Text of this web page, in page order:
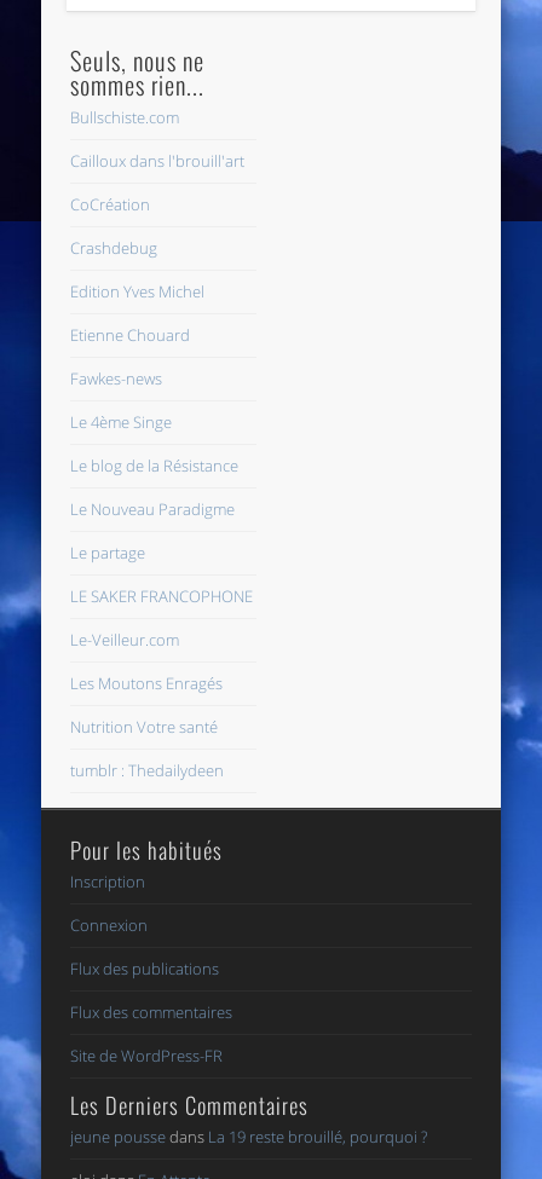
Seuls, nous ne
sommes rien...
Bullschiste.com
Cailloux dans l'brouill'art
CoCréation
Crashdebug
Edition Yves Michel
Etienne Chouard
Fawkes-news
Le 4ème Singe
Le blog de la Résistance
Le Nouveau Paradigme
Le partage
LE SAKER FRANCOPHONE
Le-Veilleur.com
Les Moutons Enragés
Nutrition Votre santé
tumblr : Thedailydeen
Pour les habitués
Inscription
Connexion
Flux des publications
Flux des commentaires
Site de WordPress-FR
Les Derniers Commentaires
jeune poussedans La 19 reste brouillé, pourquoi ?